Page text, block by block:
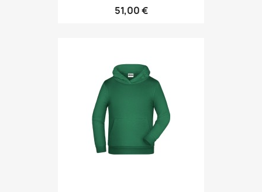
51,00 €